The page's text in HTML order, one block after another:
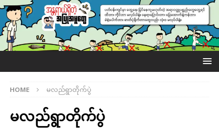
HOME မလည်ရွာတိုက်ပွဲ
မလည်ရွာတိုက်ပွဲ